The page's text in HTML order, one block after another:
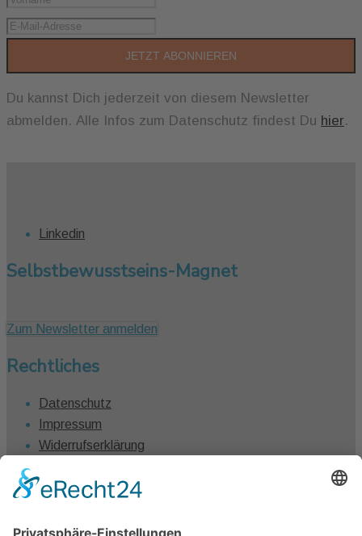
JETZT ABONNIEREN
Du kannst Dich jederzeit von diesem Newsletter
abmelden. Alle Infos zum Datenschutz findest Du hier.
Linkedin
Selbstbewusstseins-Magnet
Zum Newsletter anmelden
Rechtliches
Datenschutz
Impressum
Widerrufserklärung
Vertrag widerrufen